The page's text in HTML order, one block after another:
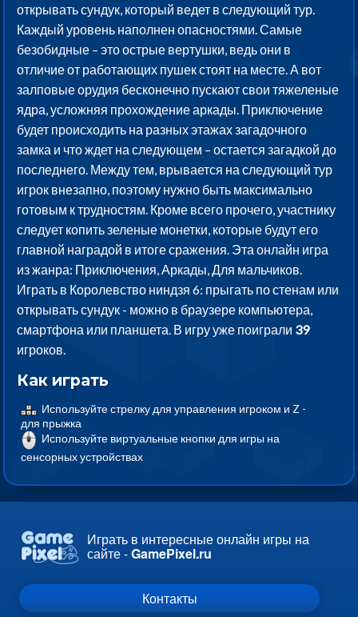
открывать сундук, который ведет в следующий тур.
Каждый уровень наполнен опасностями. Самые
безобидные – это острые вертушки, ведь они в
отличие от работающих пушек стоят на месте. А вот
залповые орудия бесконечно пускают свои тяжеленые
ядра, усложняя прохождение аркады. Приключение
будет происходить на разных этажах загадочного
замка и что ждет на следующем – остается загадкой до
последнего. Между тем, врывается на следующий тур
игрок внезапно, поэтому нужно быть максимально
готовым к трудностям. Кроме всего прочего, участнику
следует копить зеленые монетки, которые будут его
главной наградой в итоге сражения. Эта онлайн игра
из жанра: Приключения, Аркады, Для мальчиков.
Играть в Королевство ниндзя 6: прыгать по стенам или
открывать сундук - можно в браузере компьютера,
смартфона или планшета. В игру уже поиграли 39
игроков.
Как играть
Используйте стрелку для управления игроком и Z -
для прыжка
Используйте виртуальные кнопки для игры на
сенсорных устройствах
Играть в интересные онлайн игры на
сайте -GamePixel.ru
Контакты